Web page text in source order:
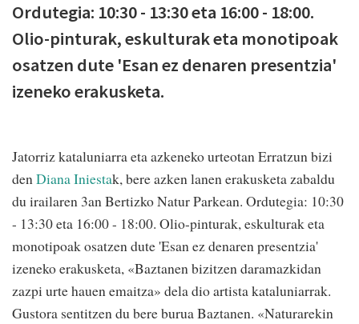
Ordutegia: 10:30 - 13:30 eta 16:00 - 18:00.
Olio-pinturak, eskulturak eta monotipoak
osatzen dute 'Esan ez denaren presentzia'
izeneko erakusketa.
Jatorriz kataluniarra eta azkeneko urteotan Erratzun bizi
denDiana Iniestak, bere azken lanen erakusketa zabaldu
du irailaren 3an Bertizko Natur Parkean. Ordutegia: 10:30
- 13:30 eta 16:00 - 18:00. Olio-pinturak, eskulturak eta
monotipoak osatzen dute 'Esan ez denaren presentzia'
izeneko erakusketa, «Baztanen bizitzen daramazkidan
zazpi urte hauen emaitza» dela dio artista kataluniarrak.
Gustora sentitzen du bere burua Baztanen. «Naturarekin